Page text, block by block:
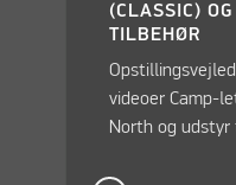
(CLASSIC) OG
TILBEHØR
videoer Camp-
North og udstyr